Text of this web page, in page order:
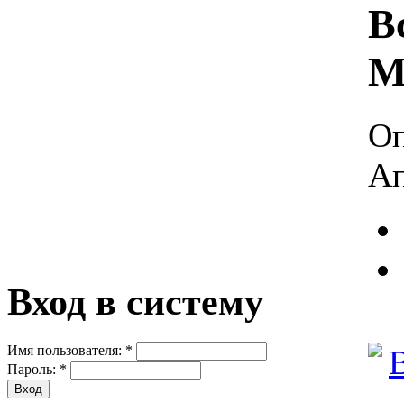
Вход в систему
Имя пользователя: *
Пароль: *